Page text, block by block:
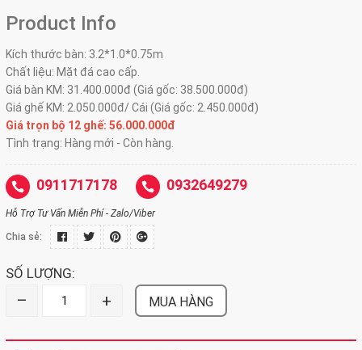
Product Info
Kích thước bàn: 3.2*1.0*0.75m
Chất liệu: Mặt đá cao cấp.
Giá bàn KM: 31.400.000đ (Giá gốc: 38.500.000đ)
Giá ghế KM: 2.050.000đ/ Cái (Giá gốc: 2.450.000đ)
Giá trọn bộ 12 ghế: 56.000.000đ
Tình trạng: Hàng mới - Còn hàng.
0911717178 0932649279
Hỗ Trợ Tư Vấn Miễn Phí - Zalo/Viber
Chia sẻ:
SỐ LƯỢNG:
– + MUA HÀNG